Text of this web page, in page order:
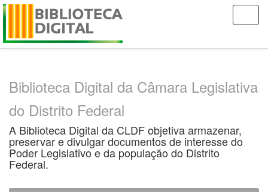
Skip
Biblioteca Digital da Câmara Legislativa
do Distrito Federal
A Biblioteca Digital da CLDF objetiva armazenar,
preservar e divulgar documentos de interesse do
Poder Legislativo e da população do Distrito
Federal.